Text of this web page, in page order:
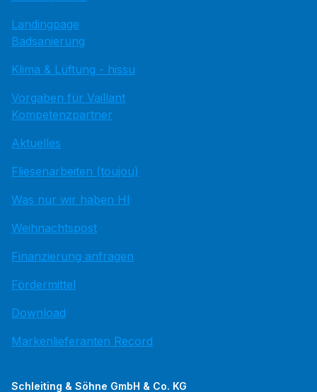
Landingpage
Badsanierung
Klima & Lüftung - hissu
Vorgaben für Vaillant
Kompetenzpartner
Aktuelles
Fliesenarbeiten (toujou)
Was nur wir haben HI
Weihnachtspost
Finanzierung anfragen
Fördermittel
Download
Markenlieferanten Record
Schleiting & Söhne GmbH & Co. KG